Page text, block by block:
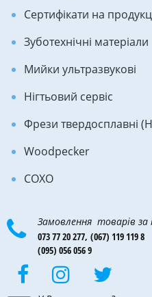
Сертифікати на
Зуботехнічні матеріали
Мийки ультразвукові
Нігтьовий сервіс
Фрези твердосплавні
Woodpecker
COXO
Замовлення товарів
073 77 20 277, (067) 119 119 8
(095) 056 056 9